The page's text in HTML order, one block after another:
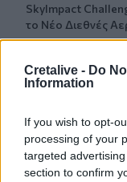
Cretalive - Do
Information
If you wish to opt-
processing of your
targeted
section to confirm
SkyImpact
το Νέο Διεθνές
Καραμαλάκης για
14:28
Αγκίστρι:
διαδηλωτές που